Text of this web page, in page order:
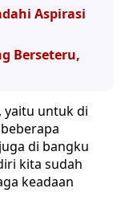
Aspirasi
Berseteru,
yaitu untuk di
di bangku
kita sudah
keadaan